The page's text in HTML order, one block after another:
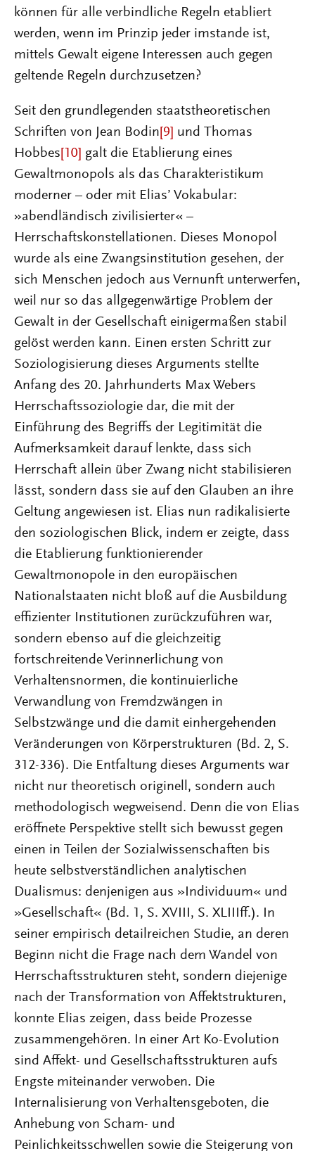
können für alle verbindliche Regeln etabliert
werden, wenn im Prinzip jeder imstande ist,
mittels Gewalt eigene Interessen auch gegen
geltende Regeln durchzusetzen?
Seit den grundlegenden staatstheoretischen
Schriften von Jean Bodin [9] und Thomas
Hobbes [10] galt die Etablierung eines
Gewaltmonopols als das Charakteristikum
moderner – oder mit Elias’ Vokabular:
»abendländisch zivilisierter« –
Herrschaftskonstellationen. Dieses Monopol
wurde als eine Zwangsinstitution gesehen, der
sich Menschen jedoch aus Vernunft unterwerfen,
weil nur so das allgegenwärtige Problem der
Gewalt in der Gesellschaft einigermaßen stabil
gelöst werden kann. Einen ersten Schritt zur
Soziologisierung dieses Arguments stellte
Anfang des 20. Jahrhunderts Max Webers
Herrschaftssoziologie dar, die mit der
Einführung des Begriffs der Legitimität die
Aufmerksamkeit darauf lenkte, dass sich
Herrschaft allein über Zwang nicht stabilisieren
lässt, sondern dass sie auf den Glauben an ihre
Geltung angewiesen ist. Elias nun radikalisierte
den soziologischen Blick, indem er zeigte, dass
die Etablierung funktionierender
Gewaltmonopole in den europäischen
Nationalstaaten nicht bloß auf die Ausbildung
effizienter Institutionen zurückzuführen war,
sondern ebenso auf die gleichzeitig
fortschreitende Verinnerlichung von
Verhaltensnormen, die kontinuierliche
Verwandlung von Fremdzwängen in
Selbstzwänge und die damit einhergehenden
Veränderungen von Körperstrukturen (Bd. 2, S.
312-336). Die Entfaltung dieses Arguments war
nicht nur theoretisch originell, sondern auch
methodologisch wegweisend. Denn die von Elias
eröffnete Perspektive stellt sich bewusst gegen
einen in Teilen der Sozialwissenschaften bis
heute selbstverständlichen analytischen
Dualismus: denjenigen aus »Individuum« und
»Gesellschaft« (Bd. 1, S. XVIII, S. XLIIIff.). In
seiner empirisch detailreichen Studie, an deren
Beginn nicht die Frage nach dem Wandel von
Herrschaftsstrukturen steht, sondern diejenige
nach der Transformation von Affektstrukturen,
konnte Elias zeigen, dass beide Prozesse
zusammengehören. In einer Art Ko-Evolution
sind Affekt- und Gesellschaftsstrukturen aufs
Engste miteinander verwoben. Die
Internalisierung von Verhaltensgeboten, die
Anhebung von Scham- und
Peinlichkeitsschwellen sowie die Steigerung von